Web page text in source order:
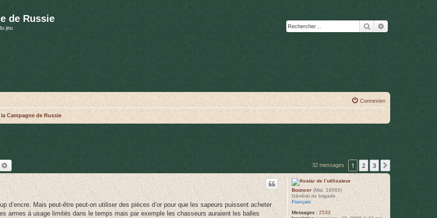
de Russie
jeu RechercherRecherche
Connexion
Campagne de Russie
Recherche avancée 32 messages 1 2 3 Suivant
Bouncer (Mat. 16565)
Général de brigade
Français
Messages : 2533
d’encre. Mais peut-être peut-on utiliser des pièces d’or pour que les sapeurs puissent acheter
armes à usage limités dans le temps mais par exemple les chasseurs auraient les balles